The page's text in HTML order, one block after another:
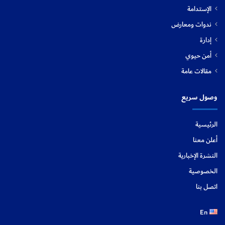
الإستدامة
ندوات ومعارض
إدارة
أمن حيوي
مقالات عامة
وصول سريع
الرئيسية
أعلن معنا
النشرة الإخبارية
الخصوصية
اتصل بنا
En